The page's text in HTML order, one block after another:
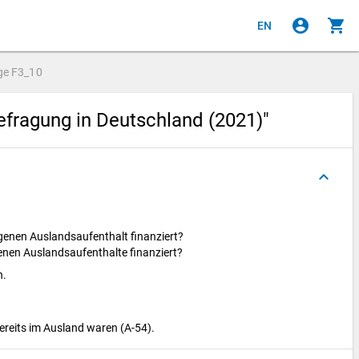
EN account_circle shopping_cart
F3_10
in Deutschland (2021)"
keyboard_arrow_up
Auslandsaufenthalt finanziert?
Auslandsaufenthalte finanziert?
im Ausland waren (A-54).